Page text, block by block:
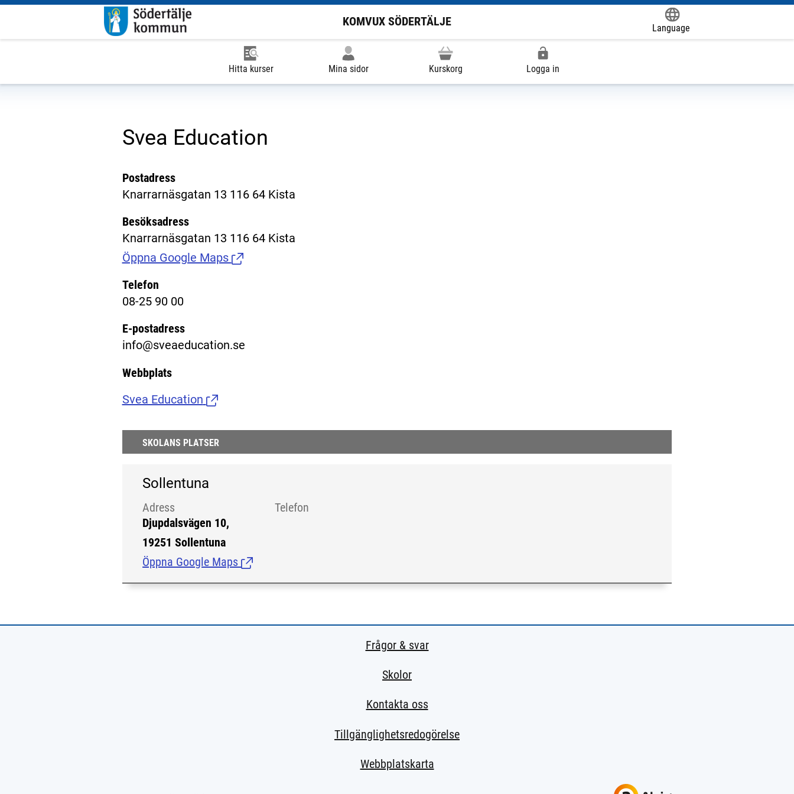
KOMVUX SÖDERTÄLJE
Language
Hitta kurser Mina sidor Kurskorg Logga in
Svea Education
Postadress
Knarrarnäsgatan 13 116 64 Kista
Besöksadress
Knarrarnäsgatan 13 116 64 Kista
Öppna Google Maps (Länk till extern sida.)
Telefon
08-25 90 00
E-postadress
info@sveaeducation.se
Webbplats
Svea Education (Länk till extern sida.)
SKOLANS PLATSER
Sollentuna
Adress
Djupdalsvägen 10,
19251 Sollentuna
Öppna Google Maps(Länk till extern sida.)
Telefon
Frågor & svar
Skolor
Kontakta oss
Tillgänglighetsredogörelse
Webbplatskarta